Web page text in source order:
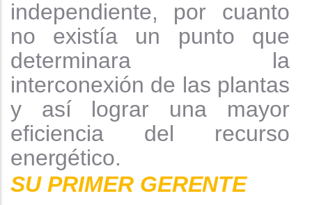
independiente, por cuanto
no existía un punto que
determinara la
interconexión de las plantas
y así lograr una mayor
eficiencia del recurso
energético.
SU PRIMER GERENTE